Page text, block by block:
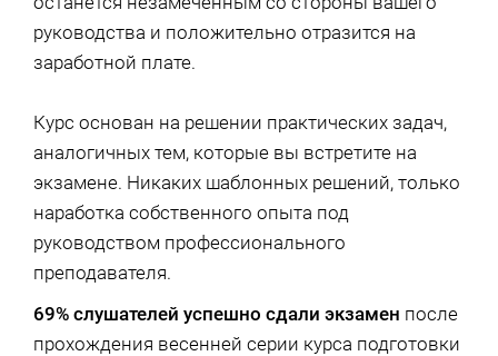
руководства и положительно отразится на
заработной плате.
Курс основан на решении практических задач,
аналогичных тем, которые вы встретите на
экзамене. Никаких шаблонных решений, только
наработка собственного опыта под
руководством профессионального
преподавателя.
69% слушателей успешно сдали экзамен после
прохождения весенней серии курса подготовки